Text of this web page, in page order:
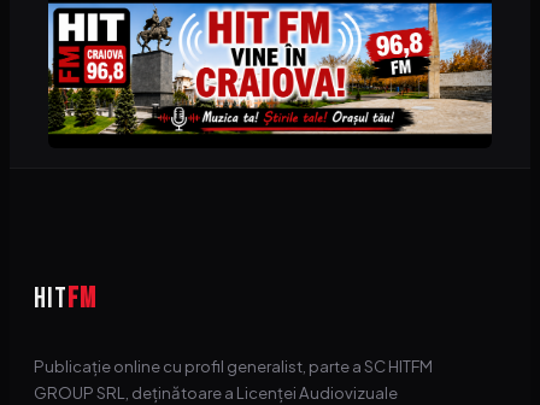
HITFM
Publicație online cu profil generalist, parte a SC HITFM
GROUP SRL, deținătoare a Licenței Audiovizuale